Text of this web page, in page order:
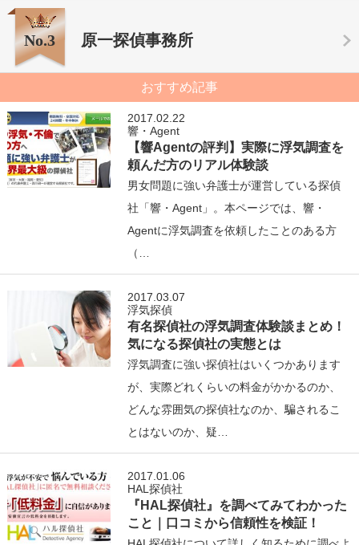
No.3 原一探偵事務所
おすすめ記事
2017.02.22
響・Agent
【響Agentの評判】実際に浮気調査を
頼んだ方のリアル体験談
男女問題に強い弁護士が運営している探偵
社「響・Agent」。本ページでは、響・
Agentに浮気調査を依頼したことのある方
（…
2017.03.07
浮気探偵
有名探偵社の浮気調査体験談まとめ！
気になる探偵社の実態とは
浮気調査に強い探偵社はいくつかあります
が、実際どれくらいの料金がかかるのか、
どんな雰囲気の探偵社なのか、騙されるこ
とはないのか、疑…
2017.01.06
HAL探偵社
『HAL探偵社』を調べてみてわかった
こと｜口コミから信頼性を検証！